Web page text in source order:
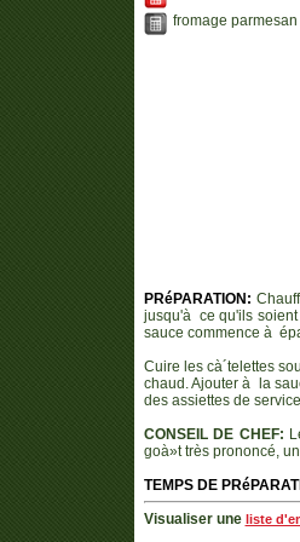
fromage
PRéPARATION:
jusqu'à ce qu'ils
sauce commence à
Cuire les cà´telettes
chaud. Ajouter à la
des assiettes de
CONSEIL DE CHEF:
goà»t très prononcé,
TEMPS DE
Visualiser une liste